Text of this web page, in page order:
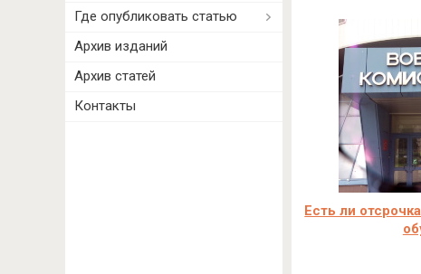
Есть ли
Где опубликовать статью
Архив изданий
Архив статей
Контакты